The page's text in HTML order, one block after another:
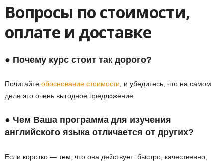
Вопросы по стоимости,
оплате и доставке
● Почему курс стоит так дорого?
Почитайте обоснование стоимости , и убедитесь, что на самом
деле это очень выгодное предложение.
● Чем Ваша программа для изучения
английского языка отличается от других?
Если коротко — тем, что она действует: быстро, качественно,